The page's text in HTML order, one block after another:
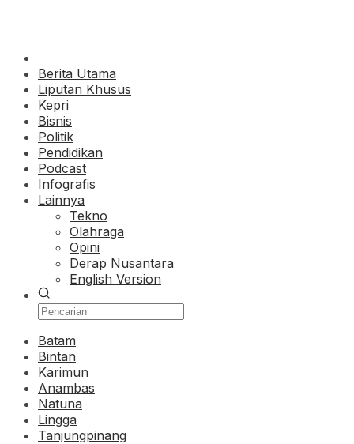
Berita Utama
Liputan Khusus
Kepri
Bisnis
Politik
Pendidikan
Podcast
Infografis
Lainnya
Tekno
Olahraga
Opini
Derap Nusantara
English Version
Batam
Bintan
Karimun
Anambas
Natuna
Lingga
Tanjungpinang